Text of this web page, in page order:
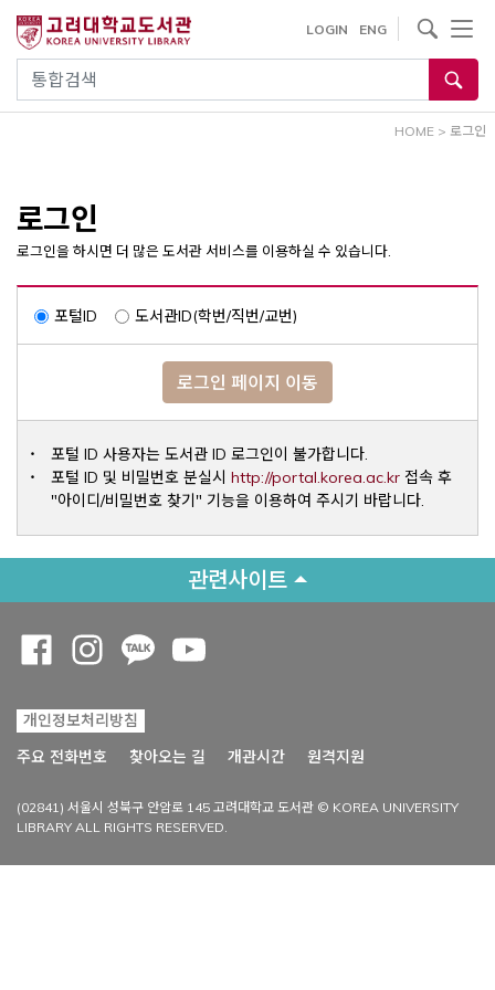
건
통합검색
LOGIN ENG
사이트내 검색
HOME > 로그인
로그인
로그인을 하시면 더 많은 도서관 서비스를 이용하실 수 있습니다.
포털ID 도서관ID(학번/직번/교번)
로그인 페이지 이동
포털 ID 사용자는 도서관 ID 로그인이 불가합니다.
포털 ID 및 비밀번호 분실시 http://portal.korea.ac.krOpens a
접속 후
"아이디/비밀번호 찾기" 기능을 이용하여 주시기 바랍니다.
관련사이트
개인정보처리방침
주요 전화번호
찾아오는 길 개관시간 원격지원
(02841) 서울시 성북구 안암로 145 고려대학교 도서관 © KOREA UNIVERSITY
LIBRARY ALL RIGHTS RESERVED.
Opens a new window
Opens a new window
Opens a new window